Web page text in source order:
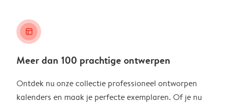
layout_alt
Meer dan 100 prachtige ontwerpen
Ontdek nu onze collectie professioneel ontworpen
kalenders en maak je perfecte exemplaren. Of je nu